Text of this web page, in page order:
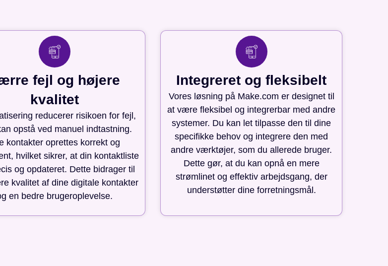
fejl og højere
kvalitet
reducerer risikoen for fejl,
opstå ved manuel indtastning.
kontakter oprettes korrekt og
hvilket sikrer, at din kontaktliste
og opdateret. Dette bidrager til
kvalitet af dine digitale kontakter
en bedre brugeroplevelse.
Integreret og fleksibelt
Vores løsning på Make.com er designet til
at være fleksibel og integrerbar med andre
systemer. Du kan let tilpasse den til dine
specifikke behov og integrere den med
andre værktøjer, som du allerede bruger.
Dette gør, at du kan opnå en mere
strømlinet og effektiv arbejdsgang, der
understøtter dine forretningsmål.